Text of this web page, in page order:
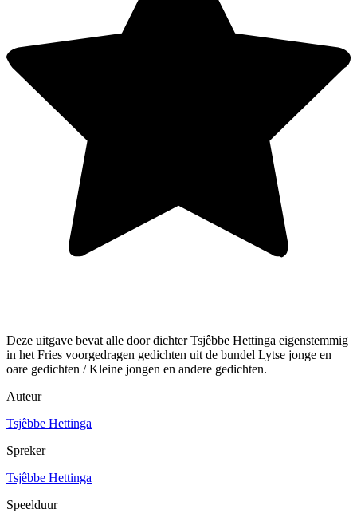
Deze uitgave bevat alle door dichter Tsjêbbe Hettinga eigenstemmig
in het Fries voorgedragen gedichten uit de bundel Lytse jonge en
oare gedichten / Kleine jongen en andere gedichten.
Auteur
Tsjêbbe Hettinga
Spreker
Tsjêbbe Hettinga
Speelduur